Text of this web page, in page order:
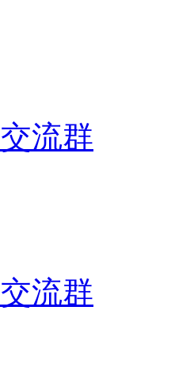
流群
流群